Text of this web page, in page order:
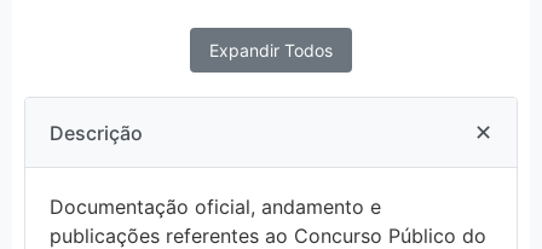
Expandir Todos
Descrição ✕
Documentação oficial, andamento e
publicações referentes ao Concurso Público do